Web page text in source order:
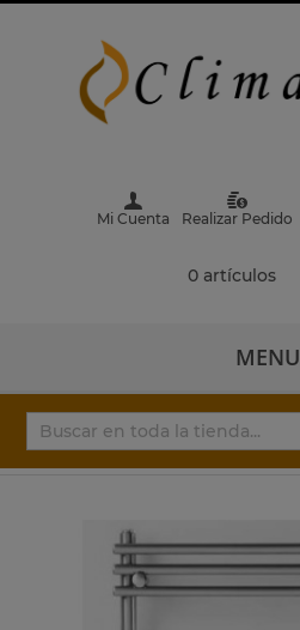
Mi Cuenta Realizar Pedido
0 artículos
MENU